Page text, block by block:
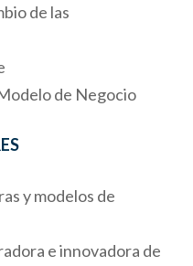
de las
de Negocio
y modelos de
e innovadora de